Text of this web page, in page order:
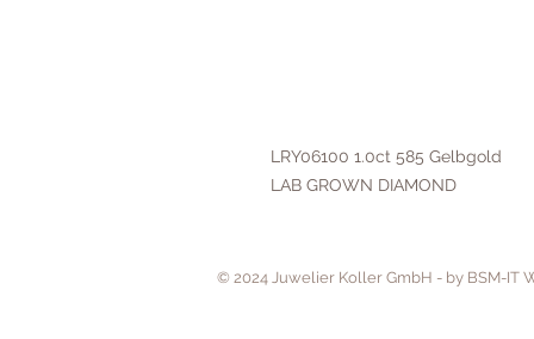
LRY06100 1.0ct 585 Gelbgold
LAB GROWN DIAMOND
© 2024 Juwelier Koller GmbH - by BSM-IT